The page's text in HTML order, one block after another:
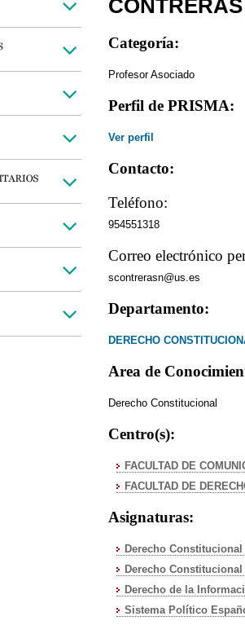
Categoría:
Profesor Asociado
Perfil de PRISMA:
Ver perfil
Contacto:
Teléfono:
954551318
Correo electrónico
scontrerasn@us.es
Departamento:
DERECHO
Area de
Derecho Constitucional
Centro(s):
FACULTAD DE
FACULTAD DE
Asignaturas:
Derecho Constitucional
Derecho Constitucional
Derecho de la
Sistema Político